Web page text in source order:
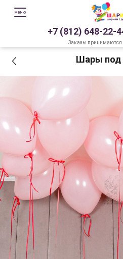
+7 (812) 648-22-
Заказы принимаются
Шары под